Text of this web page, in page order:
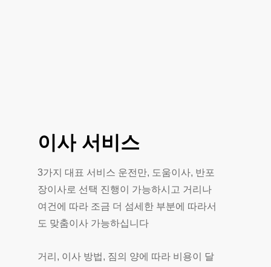
이사 서비스
3가지 대표 서비스 운전만, 도움이사, 반포
장이사로 선택 진행이 가능하시고 거리나
여건에 따라 조금 더 섬세한 부분에 따라서
도 맞춤이사 가능하십니다
거리, 이사 방법, 짐의 양에 따라 비용이 달